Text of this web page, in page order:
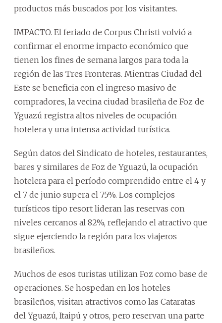
productos más buscados por los visitantes.
IMPACTO. El feriado de Corpus Christi volvió a
confirmar el enorme impacto económico que
tienen los fines de semana largos para toda la
región de las Tres Fronteras. Mientras Ciudad del
Este se beneficia con el ingreso masivo de
compradores, la vecina ciudad brasileña de Foz de
Yguazú registra altos niveles de ocupación
hotelera y una intensa actividad turística.
Según datos del Sindicato de hoteles, restaurantes,
bares y similares de Foz de Yguazú, la ocupación
hotelera para el período comprendido entre el 4 y
el 7 de junio supera el 75%. Los complejos
turísticos tipo resort lideran las reservas con
niveles cercanos al 82%, reflejando el atractivo que
sigue ejerciendo la región para los viajeros
brasileños.
Muchos de esos turistas utilizan Foz como base de
operaciones. Se hospedan en los hoteles
brasileños, visitan atractivos como las Cataratas
del Yguazú, Itaipú y otros, pero reservan una parte